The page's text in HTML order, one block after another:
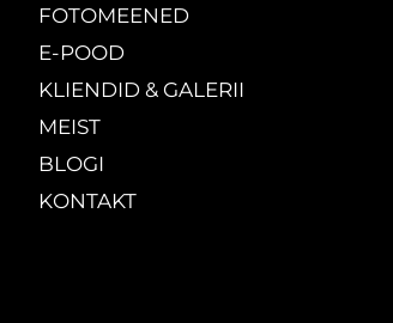
FOTOMEENED
E-POOD
KLIENDID & GALERII
MEIST
BLOGI
KONTAKT